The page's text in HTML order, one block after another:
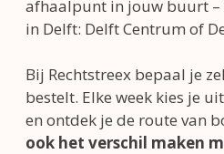
afhaalpunt in jouw buurt –
in Delft: Delft Centrum of
Bij Rechtstreex bepaal je
bestelt. Elke week kies je
en ontdek je de route van
ook het verschil maken